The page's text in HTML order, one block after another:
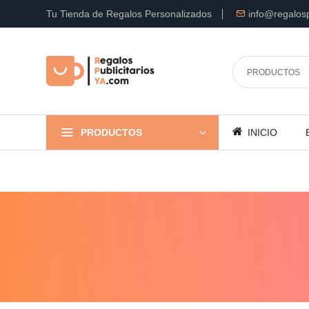
Tu Tienda de Regalos Personalizados
PRODUCTOS INICIO